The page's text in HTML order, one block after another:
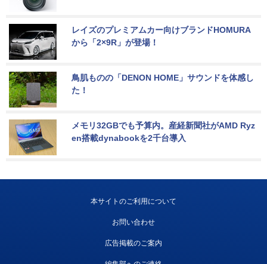
レイズのプレミアムカー向けブランドHOMURA
から「2×9R」が登場！
鳥肌ものの「DENON HOME」サウンドを体感し
た！
メモリ32GBでも予算内。産経新聞社がAMD Ryz
en搭載dynabookを2千台導入
本サイトのご利用について
お問い合わせ
広告掲載のご案内